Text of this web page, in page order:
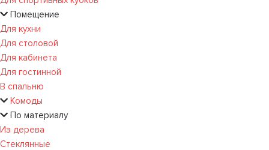
Помещение
Для кухни
Для столовой
Для кабинета
Для гостинной
В спальню
Комоды
По материалу
Из дерева
Стеклянные